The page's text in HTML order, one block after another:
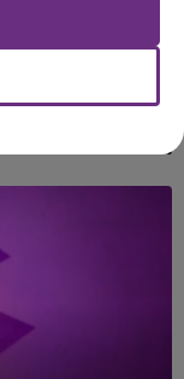
FEAT. BURNA BOY